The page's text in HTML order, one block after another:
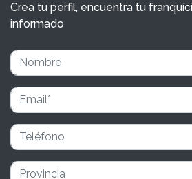
Crea tu perfil, encuentra tu
informado